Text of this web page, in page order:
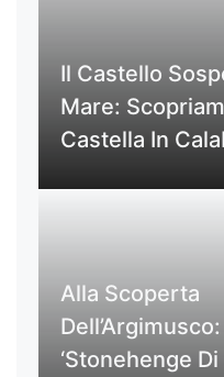
Il Castello
Mare:
Castella In
Alla Scoperta
‘Stonehenge Di